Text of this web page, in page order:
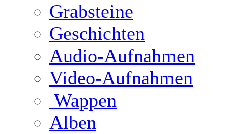
Grabsteine
Geschichten
Audio-Aufnahmen
Video-Aufnahmen
Wappen
Alben